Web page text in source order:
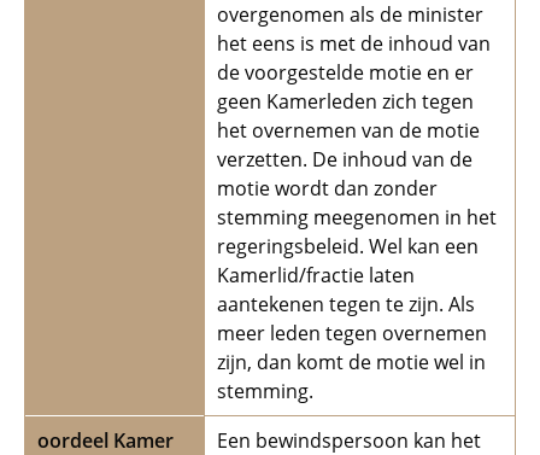
overgenomen als de minister
het eens is met de inhoud van
de voorgestelde motie en er
geen Kamerleden zich tegen
het overnemen van de motie
verzetten. De inhoud van de
motie wordt dan zonder
stemming meegenomen in het
regeringsbeleid. Wel kan een
Kamerlid/fractie laten
aantekenen tegen te zijn. Als
meer leden tegen overnemen
zijn, dan komt de motie wel in
stemming.
oordeel Kamer
Een bewindspersoon kan het